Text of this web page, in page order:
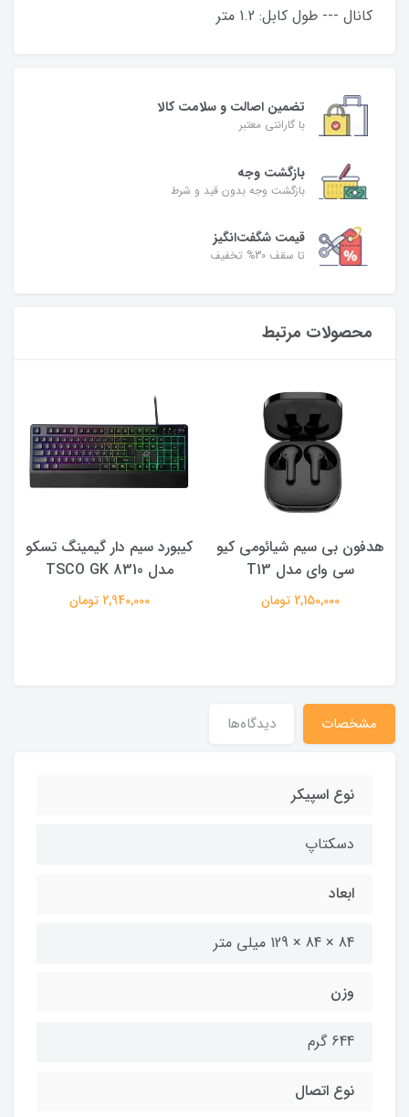
کانال --- طول کابل: 1.2 متر
تضمین اصالت و سلامت کالا
با گارانتی معتبر
بازگشت وجه
بازگشت وجه بدون قید و شرط
قیمت شگفت‌انگیز
تا سقف 30% تخفیف
محصولات مرتبط
هدفون بی سیم شیائومی کیو
سی وای مدل T13
2,150,000 تومان
کیبورد سیم دار گیمینگ تسکو
مدل TSCO GK 8310
2,940,000 تومان
مشخصات دیدگاه‌ها
نوع اسپیکر
دسکتاپ
ابعاد
84 × 84 × 129 میلی‌ متر
وزن
644 گرم
نوع اتصال